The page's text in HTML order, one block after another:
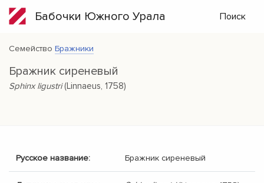
Бабочки Южного Урала Поиск
Семейство Бражники
Бражник сиреневый
Sphinx ligustri(Linnaeus, 1758)
Русское название: Бражник сиреневый